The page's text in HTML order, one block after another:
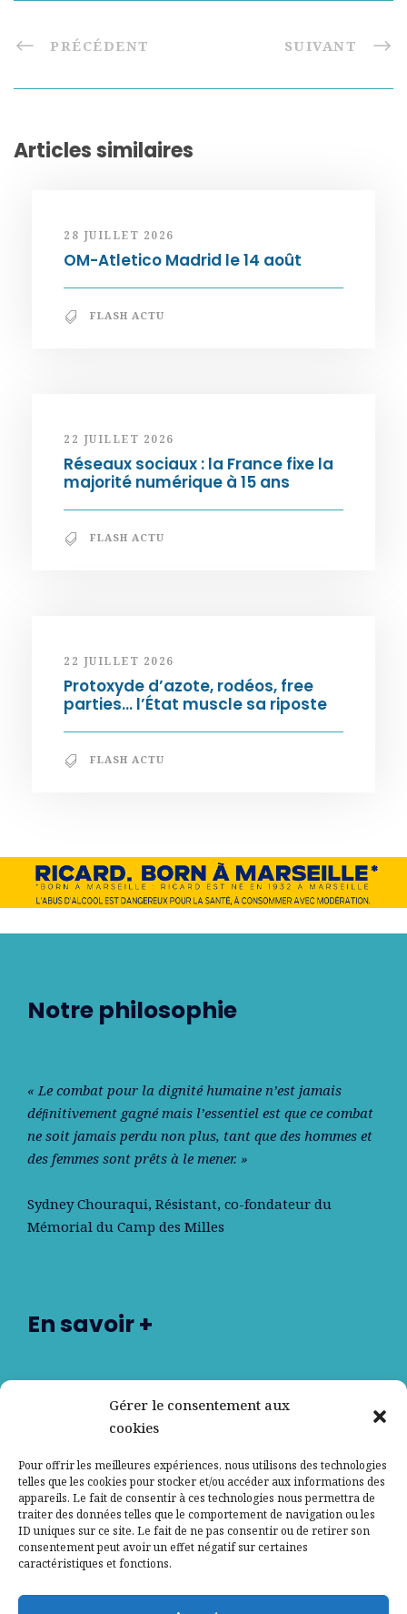
Gérer le consentement aux
cookies
Pour offrir les meilleures expériences, nous utilisons des technologies
telles que les cookies pour stocker et/ou accéder aux informations des
appareils. Le fait de consentir à ces technologies nous permettra de
traiter des données telles que le comportement de navigation ou les
ID uniques sur ce site. Le fait de ne pas consentir ou de retirer son
consentement peut avoir un effet négatif sur certaines
caractéristiques et fonctions.
PRÉCÉDENT SUIVANT
Articles similaires
28 JUILLET 2026
OM-Atletico Madrid le 14 août
FLASH ACTU
22 JUILLET 2026
Réseaux sociaux : la France fixe la
majorité numérique à 15 ans
FLASH ACTU
22 JUILLET 2026
Protoxyde d’azote, rodéos, free
parties… l’État muscle sa riposte
FLASH ACTU
Notre philosophie
« Le combat pour la dignité humaine n’est jamais
déﬁnitivement gagné mais l’essentiel est que ce combat
ne soit jamais perdu non plus, tant que des hommes et
des femmes sont prêts à le mener. »
Sydney Chouraqui, Résistant, co-fondateur du
Mémorial du Camp des Milles
En savoir +
Nos partenaires
Contactez-nous
Mentions légales